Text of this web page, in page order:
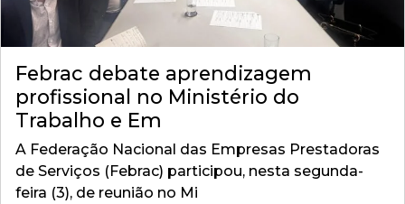
Febrac debate aprendizagem
profissional no Ministério do
Trabalho e Em
A Federação Nacional das Empresas Prestadoras
de Serviços (Febrac) participou, nesta segunda-
feira (3), de reunião no Mi